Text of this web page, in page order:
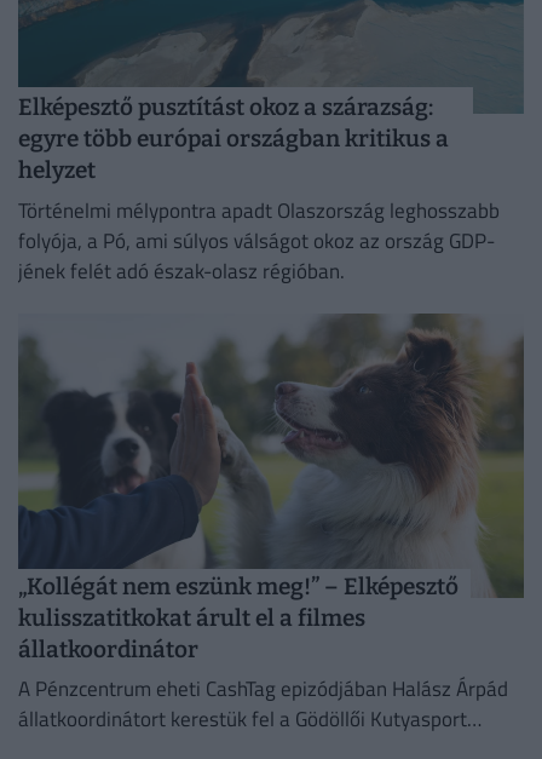
Elképesztő pusztítást okoz a szárazság:
egyre több európai országban kritikus a
helyzet
Történelmi mélypontra apadt Olaszország leghosszabb
folyója, a Pó, ami súlyos válságot okoz az ország GDP-
jének felét adó észak-olasz régióban.
„Kollégát nem eszünk meg!” – Elképesztő
kulisszatitkokat árult el a filmes
állatkoordinátor
A Pénzcentrum eheti CashTag epizódjában Halász Árpád
állatkoordinátort kerestük fel a Gödöllői Kutyasport